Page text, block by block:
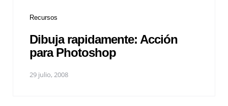
Recursos
Dibuja rapidamente: Acción
para Photoshop
29 julio, 2008